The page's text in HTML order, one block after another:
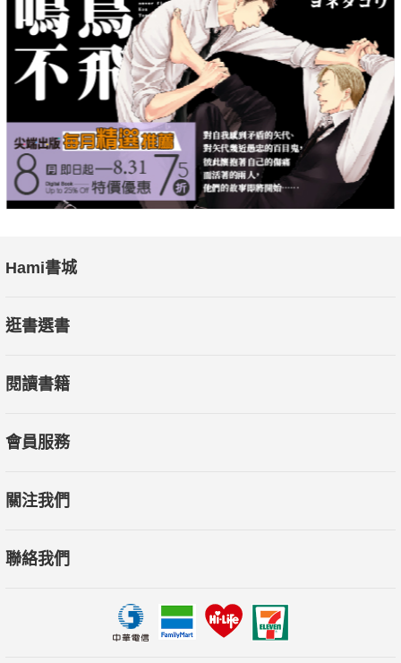
閱讀童話讓我們在陰影與惡所打開的深淵之中，把深淵化為
河流，讓我們潛入其中，游向神聖的核心。──蔡怡佳（輔仁大學
宗教學系副教授）
‧22個來自北歐、冰島、德國、立陶宛、愛爾蘭、土耳其、
中國、俄羅斯、南美洲的故事，精彩捕捉人類的心靈樣貌。
‧提出童話如何以一種補償的形式，說出主流文化沒說出的
‧討論陰影面的運作方式、邪惡的各種面貌，以及如何招引
的實際案例。
聯合推薦（按姓氏筆畫排序）
呂旭亞│蘇黎世國際分析心理學院畢業、IAAP 榮格分析師
洪素珍│國立台北教育大學心理與諮商學系副教授
許皓宜│諮商心理師
蔡怡佳│輔仁大學宗教學系副教授
Hami書城
逛書選書
閱讀書籍
會員服務
關注我們
聯絡我們